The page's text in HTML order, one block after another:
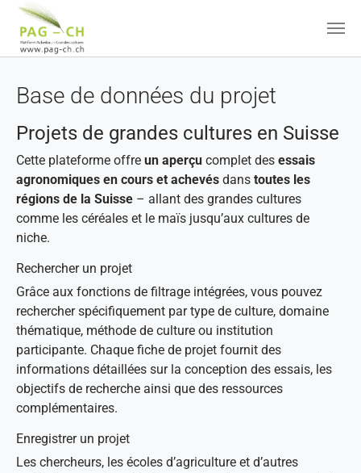
Base de données du projet
Projets de grandes cultures en Suisse
Cette plateforme offre un aperçu complet des essais
agronomiques en cours et achevés dans toutes les
régions de la Suisse – allant des grandes cultures
comme les céréales et le maïs jusqu’aux cultures de
niche.
Rechercher un projet
Grâce aux fonctions de filtrage intégrées, vous pouvez
rechercher spécifiquement par type de culture, domaine
thématique, méthode de culture ou institution
participante. Chaque fiche de projet fournit des
informations détaillées sur la conception des essais, les
objectifs de recherche ainsi que des ressources
complémentaires.
Enregistrer un projet
Les chercheurs, les écoles d’agriculture et d’autres